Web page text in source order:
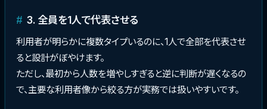
3. 全員を1人で代表させる
利用者が明らかに複数タイプいるのに、1人で全部を代表させ
ると設計がぼやけます。
ただし、最初から人数を増やしすぎると逆に判断が遅くなるの
で、主要な利用者像から絞る方が実務では扱いやすいです。